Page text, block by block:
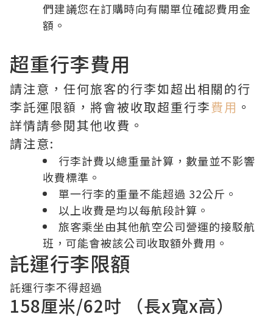
們建議您在訂購時向有關單位確認費用金
額。
超重行李費用
請注意，任何旅客的行李如超出相關的行
李託運限額，將會被收取超重行李費用 。
詳情請參閱其他收費。
請注意:
行李計費以總重量計算，數量並不影響
收費標準。
單一行李的重量不能超過 32公斤。
以上收費是均以每航段計算。
旅客乘坐由其他航空公司營運的接駁航
班，可能會被該公司收取額外費用。
託運行李限額
託運行李不得超過
158厘米/62吋 （長x寬x高）